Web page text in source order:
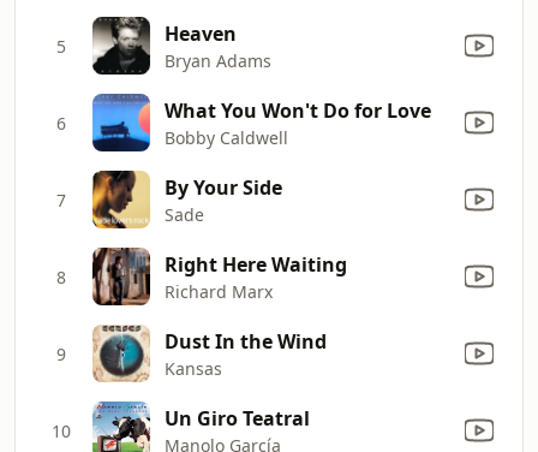
5 Heaven
Bryan Adams
6 What You Won't Do for Love
Bobby Caldwell
7 By Your Side
Sade
8 Right Here Waiting
Richard Marx
9 Dust In the Wind
Kansas
10 Un Giro Teatral
Manolo García